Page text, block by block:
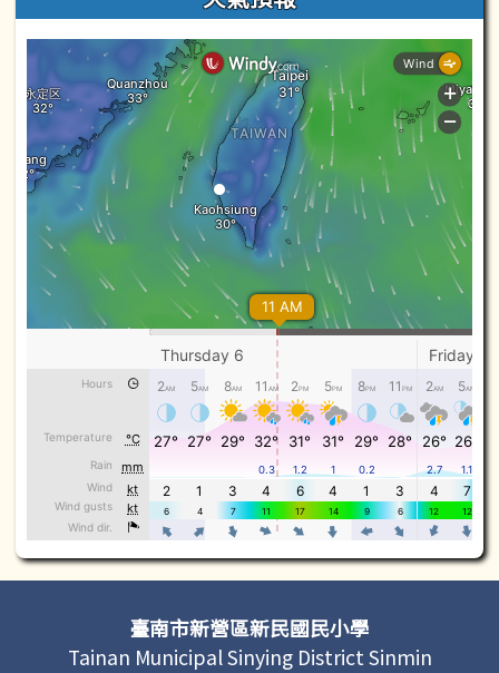
頁尾區域內容臺南市新營區新民國民小學
Tainan Municipal Sinying District Sinmin